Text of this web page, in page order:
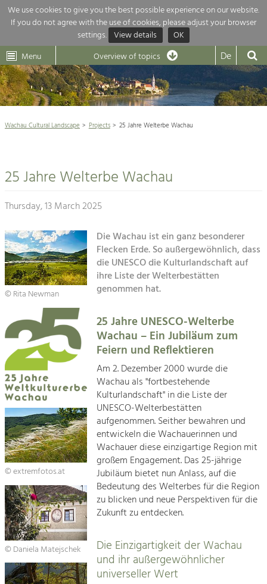
We use cookies to give you the best possible experience on our website.
If you do not agree with the use of cookies, please adjust your browser
settings. View details OK
Dunkelsteinerwald
Wachau
Cultural
Landscape
Dunkelsteinerwald Klima
Menu Overview of topics De
News
Wachau Cultural Landscape 
Rückblick 25 Jahre Jubiläum
Architecture
Agriculture & Tourism
Projects
Kirchen am Fluss
Impressum
Kontakt
Overview of topics
Development within our region is extremely diverse. Which is why we
provide you with an overview of our main topics here. For more
information, simply click on the topic to see all projects in this context.
Maintenance, Regulation and Further
Building Culture
Agriculture & Forestry
Managing and Caring for the Cultural
Landscape.
Tourism
Offer Development and Positioning
Art & Culture
Crafts, Science and Research.
Social Affairs, Education
& Identity
Equality, Youth and Integration.
Mobility & Energy
Climate Change, Public Transport and
Renewable Energy.
Economy
Increase in Regional Value Added.
Wachau Cultural Landscape Projects 25 Jahre Welterbe Wachau
25 Jahre Welterbe Wachau
Thursday, 13 March 2025
© Rita Newman
© extremfotos.at
© Daniela Matejschek
Die Wachau ist ein ganz besonderer
Flecken Erde. So außergewöhnlich, dass
die UNESCO die Kulturlandschaft auf
ihre Liste der Welterbestätten
genommen hat.
25 Jahre UNESCO-Welterbe
Wachau – Ein Jubiläum zum
Feiern und Reflektieren
Am 2. Dezember 2000 wurde die
Wachau als "fortbestehende
Kulturlandschaft" in die Liste der
UNESCO-Welterbestätten
aufgenommen. Seither bewahren und
entwickeln die Wachauerinnen und
Wachauer diese einzigartige Region mit
großem Engagement. Das 25-jährige
Jubiläum bietet nun Anlass, auf die
Bedeutung des Welterbes für die Region
zu blicken und neue Perspektiven für die
Zukunft zu entdecken.
Die Einzigartigkeit der Wachau
und ihr außergewöhnlicher
universeller Wert